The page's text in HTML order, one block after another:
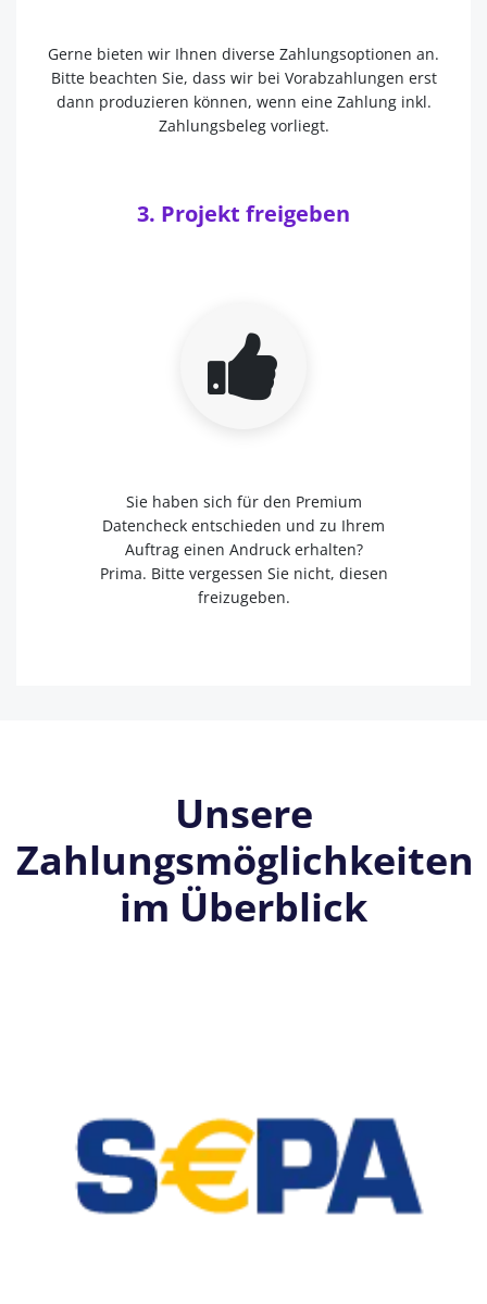
Gerne bieten wir Ihnen diverse Zahlungsoptionen an.
Bitte beachten Sie, dass wir bei Vorabzahlungen erst
dann produzieren können, wenn eine Zahlung inkl.
Zahlungsbeleg vorliegt.
3. Projekt freigeben
Sie haben sich für den Premium
Datencheck entschieden und zu Ihrem
Auftrag einen Andruck erhalten?
Prima. Bitte vergessen Sie nicht, diesen
freizugeben.
Unsere
Zahlungsmöglichkeiten
im Überblick